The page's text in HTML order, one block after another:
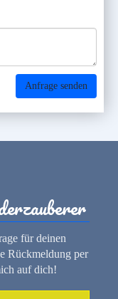
Anfrage senden
für deinen
Rückmeldung per
auf dich!